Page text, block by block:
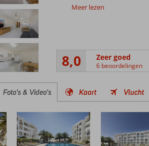
Meer lezen
8,0 Zeer goed
6 beoordelingen
Foto's & Video's Kaart Vlucht